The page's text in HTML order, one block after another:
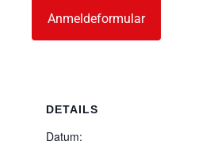
Anmeldeformular
DETAILS
Datum: